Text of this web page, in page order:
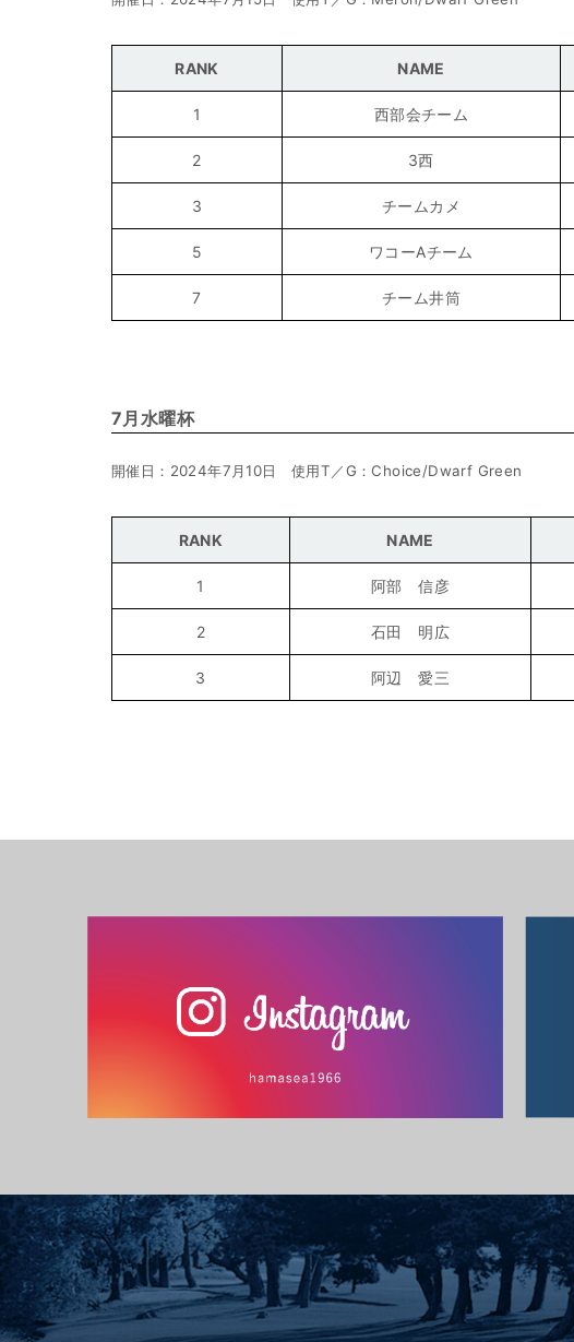
RANK NAME
1 西部会チーム
2 3西
3 チームカメ
5 ワコーAチーム
7 チーム井筒
7月水曜杯
開催日：2024年7月10日 使用T／G：Choice/Dwarf Green
RANK NAME
1 阿部 信彦
2 石田 明広
3 阿辺 愛三